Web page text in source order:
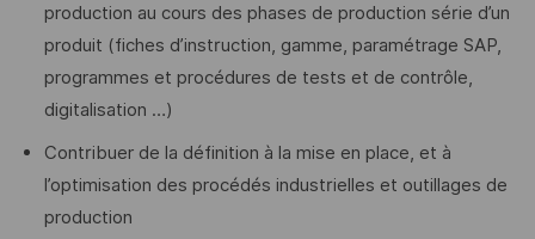
production au cours des phases de production série d’un
produit (fiches d’instruction, gamme, paramétrage SAP,
programmes et procédures de tests et de contrôle,
digitalisation …)
Contribuer de la définition à la mise en place, et à
l’optimisation des procédés industrielles et outillages de
production